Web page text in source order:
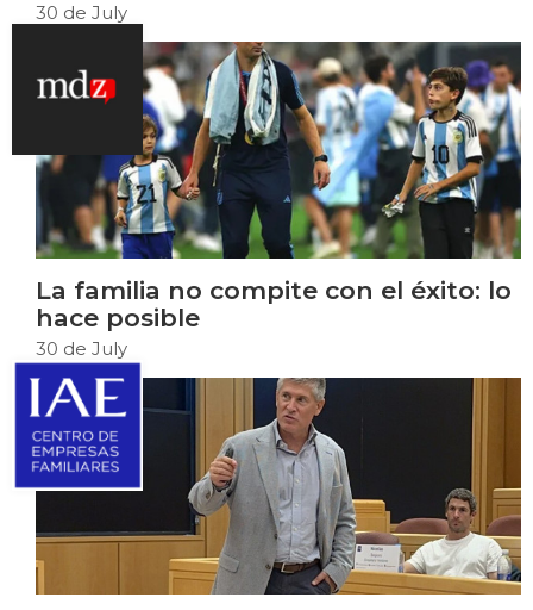
30 de July
La familia no compite con el éxito: lo
hace posible
30 de July